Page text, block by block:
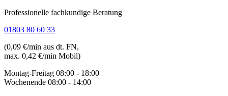
Professionelle fachkundige Beratung
01803 80 60 33
(0,09 €/min aus dt. FN,
max. 0,42 €/min Mobil)
Montag-Freitag 08:00 - 18:00
Wochenende 08:00 - 14:00